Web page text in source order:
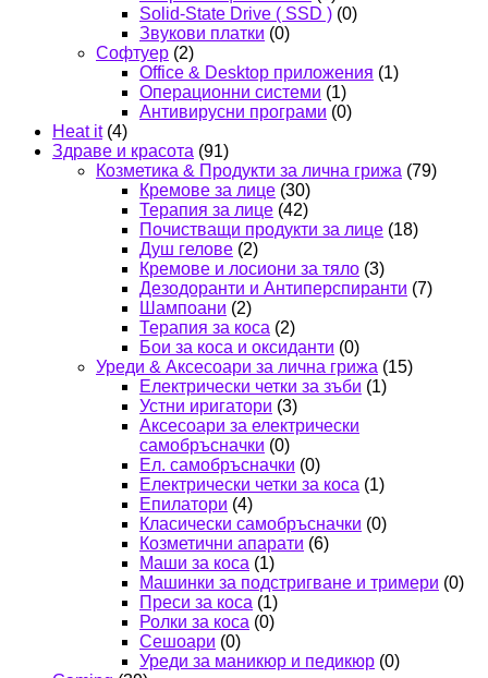
Solid-State Drive ( SSD ) (0)
Звукови платки (0)
Софтуер (2)
Office & Desktop приложения (1)
Операционни системи (1)
Антивирусни програми (0)
Heat it (4)
Здраве и красота (91)
Козметика & Продукти за лична грижа (79)
Кремове за лице (30)
Терапия за лице (42)
Почистващи продукти за лице (18)
Душ гелове (2)
Кремове и лосиони за тяло (3)
Дезодоранти и Антиперспиранти (7)
Шампоани (2)
Терапия за коса (2)
Бои за коса и оксиданти (0)
Уреди & Аксесоари за лична грижа (15)
Електрически четки за зъби (1)
Устни иригатори (3)
Аксесоари за електрически
самобръсначки (0)
Ел. самобръсначки (0)
Електрически четки за коса (1)
Епилатори (4)
Класически самобръсначки (0)
Козметични апарати (6)
Маши за коса (1)
Машинки за подстригване и тримери (0)
Преси за коса (1)
Ролки за коса (0)
Сешоари (0)
Уреди за маникюр и педикюр (0)